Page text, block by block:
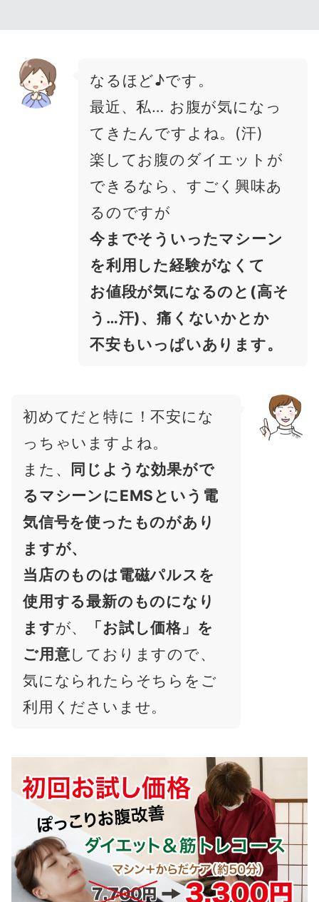
なるほど♪です。
最近、私… お腹が気になっ
てきたんですよね。(汗)
楽してお腹のダイエットが
できるなら、すごく興味あ
るのですが
今までそういったマシーン
を利用した経験がなくて
お値段が気になるのと(高そ
う…汗)、痛くないかとか
不安もいっぱいあります。
初めてだと特に！不安にな
っちゃいますよね。
また、
同じような効果がで
るマシーンにEMSという電
気信号を使ったものがあり
ますが、
当店のものは電磁パルスを
使用する最新のものになり
ますが、
「お試し価格」を
ご用意しておりますので、
気になられたらそちらをご
利用くださいませ。